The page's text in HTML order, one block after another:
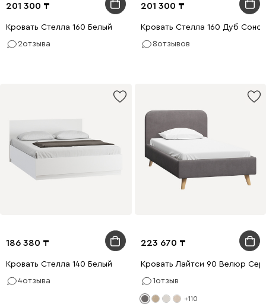
201 300
Кровать Стелла 160 Белый
2отзыва
201 300
Кровать Стелла 160 Дуб
8отзывов
186 380
Кровать Стелла 140 Белый
4отзыва
223 670
Кровать Лайтси 90 Велюр
1отзыв
+110